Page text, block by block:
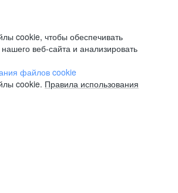
cookie, чтобы обеспечивать
веб-сайта и анализировать
файлов cookie
cookie. Правила использования